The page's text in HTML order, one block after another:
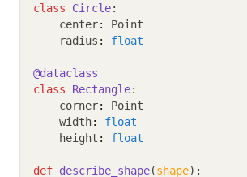
class
Circle:
    center
:
Point
    radius
: float
@dataclass
class
Rectangle:
    corner
:
Point
    width
:
float
    height
: float
def describe_shape(shape):